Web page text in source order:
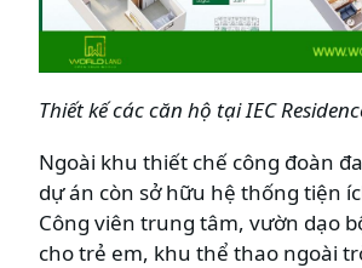
Thiết kế các căn hộ tại IEC
Ngoài khu thiết chế công đoàn
dự án còn sở hữu hệ thống tiện
Công viên trung tâm, vườn dạo
cho trẻ em, khu thể thao ngoài